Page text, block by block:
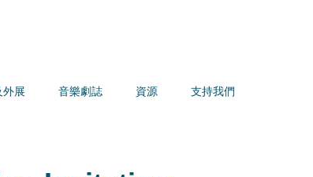
外展 音樂劇誌 資源 支持我們